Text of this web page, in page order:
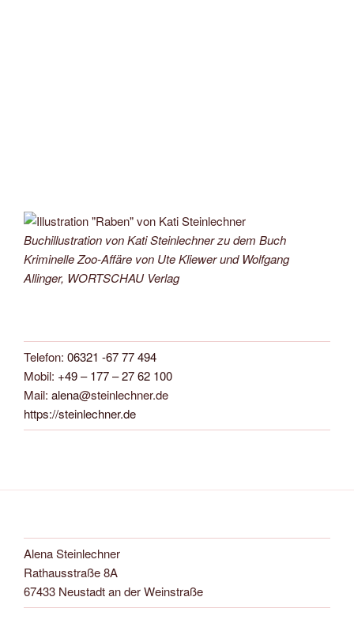
Buchillustration von Kati Steinlechner zu dem Buch
Kriminelle Zoo-Affäre von Ute Kliewer und Wolfgang
Allinger, WORTSCHAU Verlag
Telefon: 06321 -67 77 494
Mobil: +49 – 177 – 27 62 100
Mail: alena@steinlechner.de
https://steinlechner.de
Alena Steinlechner
Rathausstraße 8A
67433 Neustadt an der Weinstraße